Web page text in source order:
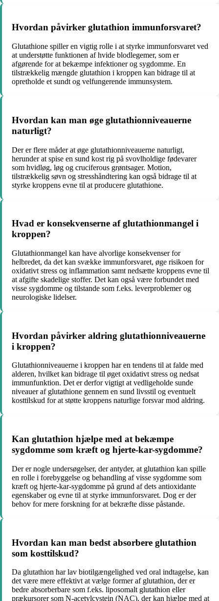
Hvordan påvirker glutathion immunforsvaret?
Glutathione spiller en vigtig rolle i at styrke immunforsvaret ved
at understøtte funktionen af ​​hvide blodlegemer, som er
afgørende for at bekæmpe infektioner og sygdomme. En
tilstrækkelig mængde glutathion i kroppen kan bidrage til at
opretholde et sundt og velfungerende immunsystem.
Hvordan kan man øge glutathionniveauerne
naturligt?
Der er flere måder at øge glutathionniveauerne naturligt,
herunder at spise en sund kost rig på svovlholdige fødevarer
som hvidløg, løg og cruciferous grøntsager. Motion,
tilstrækkelig søvn og stresshåndtering kan også bidrage til at
styrke kroppens evne til at producere glutathione.
Hvad er konsekvenserne af glutathionmangel i
kroppen?
Glutathionmangel kan have alvorlige konsekvenser for
helbredet, da det kan svække immunforsvaret, øge risikoen for
oxidativt stress og inflammation samt nedsætte kroppens evne til
at afgifte skadelige stoffer. Det kan også være forbundet med
visse sygdomme og tilstande som f.eks. leverproblemer og
neurologiske lidelser.
Hvordan påvirker aldring glutathionniveauerne
i kroppen?
Glutathionniveauerne i kroppen har en tendens til at falde med
alderen, hvilket kan bidrage til øget oxidativt stress og nedsat
immunfunktion. Det er derfor vigtigt at vedligeholde sunde
niveauer af glutathione gennem en sund livsstil og eventuelt
kosttilskud for at støtte kroppens naturlige forsvar mod aldring.
Kan glutathion hjælpe med at bekæmpe
sygdomme som kræft og hjerte-kar-sygdomme?
Der er nogle undersøgelser, der antyder, at glutathion kan spille
en rolle i forebyggelse og behandling af visse sygdomme som
kræft og hjerte-kar-sygdomme på grund af dets antioxidante
egenskaber og evne til at styrke immunforsvaret. Dog er der
behov for mere forskning for at bekræfte disse påstande.
Hvordan kan man bedst absorbere glutathion
som kosttilskud?
Da glutathion har lav biotilgængelighed ved oral indtagelse, kan
det være mere effektivt at vælge former af glutathion, der er
bedre absorberbare som f.eks. liposomalt glutathion eller
prækursorer som N-acetylcystein (NAC), der kan hjælpe med at